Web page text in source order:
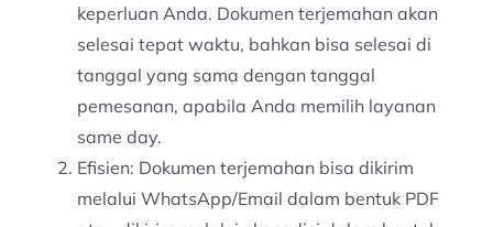
keperluan Anda. Dokumen terjemahan akan
selesai tepat waktu, bahkan bisa selesai di
tanggal yang sama dengan tanggal
pemesanan, apabila Anda memilih layanan
same day.
Efisien: Dokumen terjemahan bisa dikirim
melalui WhatsApp/Email dalam bentuk PDF